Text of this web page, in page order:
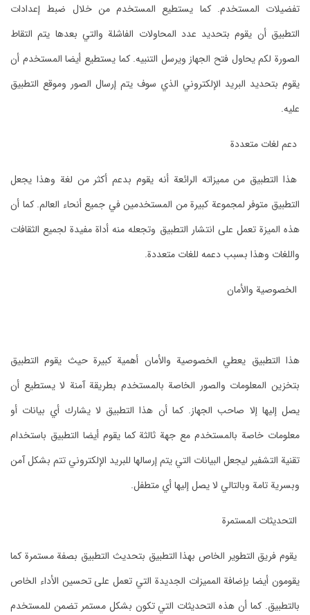
تفضيلات المستخدم. كما يستطيع المستخدم من خلال ضبط إعدادات
التطبيق أن يقوم بتحديد عدد المحاولات الفاشلة والتي بعدها يتم التقاط
الصورة لكم يحاول فتح الجهاز ويرسل التنبيه. كما يستطيع أيضا المستخدم أن
يقوم بتحديد البريد الإلكتروني الذي سوف يتم إرسال الصور وموقع التطبيق
عليه.
دعم لغات متعددة
هذا التطبيق من مميزاته الرائعة أنه يقوم بدعم أكثر من لغة وهذا يجعل
التطبيق متوفر لمجموعة كبيرة من المستخدمين في جميع أنحاء العالم. كما أن
هذه الميزة تعمل على انتشار التطبيق وتجعله منه أداة مفيدة لجميع الثقافات
واللغات وهذا بسبب دعمه للغات متعددة.
الخصوصية والأمان
هذا التطبيق يعطي الخصوصية والأمان أهمية كبيرة حيث يقوم التطبيق
بتخزين المعلومات والصور الخاصة بالمستخدم بطريقة آمنة لا يستطيع أن
يصل إليها إلا صاحب الجهاز. كما أن هذا التطبيق لا يشارك أي بيانات أو
معلومات خاصة بالمستخدم مع جهة ثالثة كما يقوم أيضا التطبيق باستخدام
تقنية التشفير ليجعل البيانات التي يتم إرسالها للبريد الإلكتروني تتم بشكل آمن
وبسرية تامة وبالتالي لا يصل إليها أي متطفل.
التحديثات المستمرة
يقوم فريق التطوير الخاص بهذا التطبيق بتحديث التطبيق بصفة مستمرة كما
يقومون أيضا بإضافة المميزات الجديدة التي تعمل على تحسين الأداء الخاص
بالتطبيق. كما أن هذه التحديثات التي تكون بشكل مستمر تضمن للمستخدم